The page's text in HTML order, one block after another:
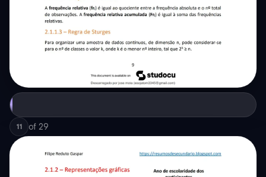
11 of 29